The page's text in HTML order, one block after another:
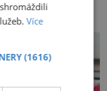
Více
(1616)